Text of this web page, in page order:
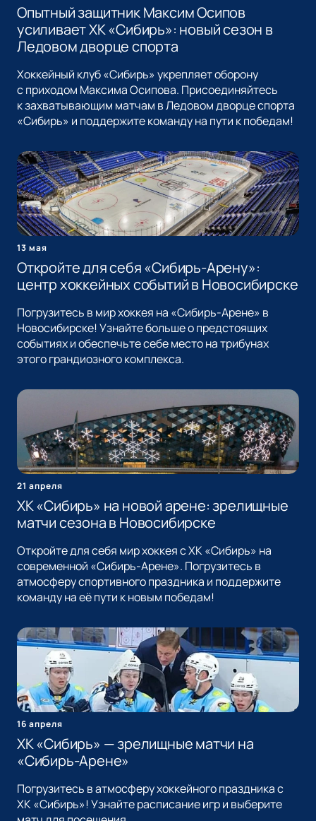
Опытный защитник Максим Осипов
усиливает ХК «Сибирь»: новый сезон в
Ледовом дворце спорта
Хоккейный клуб «Сибирь» укрепляет оборону
с приходом Максима Осипова. Присоединяйтесь
к захватывающим матчам в Ледовом дворце спорта
«Сибирь» и поддержите команду на пути к победам!
13 мая
Откройте для себя «Сибирь-Арену»:
центр хоккейных событий в Новосибирске
Погрузитесь в мир хоккея на «Сибирь-Арене» в
Новосибирске! Узнайте больше о предстоящих
событиях и обеспечьте себе место на трибунах
этого грандиозного комплекса.
21 апреля
ХК «Сибирь» на новой арене: зрелищные
матчи сезона в Новосибирске
Откройте для себя мир хоккея с ХК «Сибирь» на
современной «Сибирь-Арене». Погрузитесь в
атмосферу спортивного праздника и поддержите
команду на её пути к новым победам!
16 апреля
ХК «Сибирь» — зрелищные матчи на
«Сибирь-Арене»
Погрузитесь в атмосферу хоккейного праздника с
ХК «Сибирь»! Узнайте расписание игр и выберите